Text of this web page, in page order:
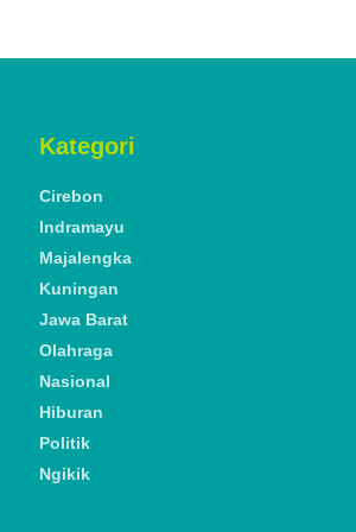
Kategori
Cirebon
Indramayu
Majalengka
Kuningan
Jawa Barat
Olahraga
Nasional
Hiburan
Politik
Ngikik